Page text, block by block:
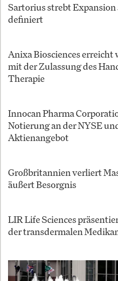
Sartorius strebt
definiert
Anixa Biosciences
mit der Zulassung des
Therapie
Innocan Pharma
Notierung an der NYSE
Aktienangebot
Großbritannien verliert
äußert Besorgnis
LIR Life Sciences
der transdermalen